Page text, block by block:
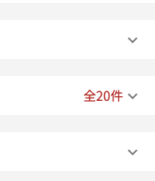
全20件